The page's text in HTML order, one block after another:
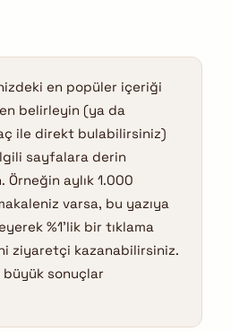
en popüler içeriği
belirleyin (ya da
ile direkt bulabilirsiniz)
sayfalara derin
Örneğin aylık 1.000
varsa, bu yazıya
%1’lik bir tıklama
ziyaretçi kazanabilirsiniz.
sonuçlar